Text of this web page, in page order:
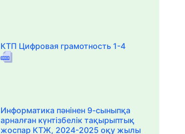
КТП Цифровая грамотность 1-4
Информатика пәнінен 9-сыныпқа
арналған күнтізбелік тақырыптық
жоспар КТЖ, 2024-2025 оқу жылы